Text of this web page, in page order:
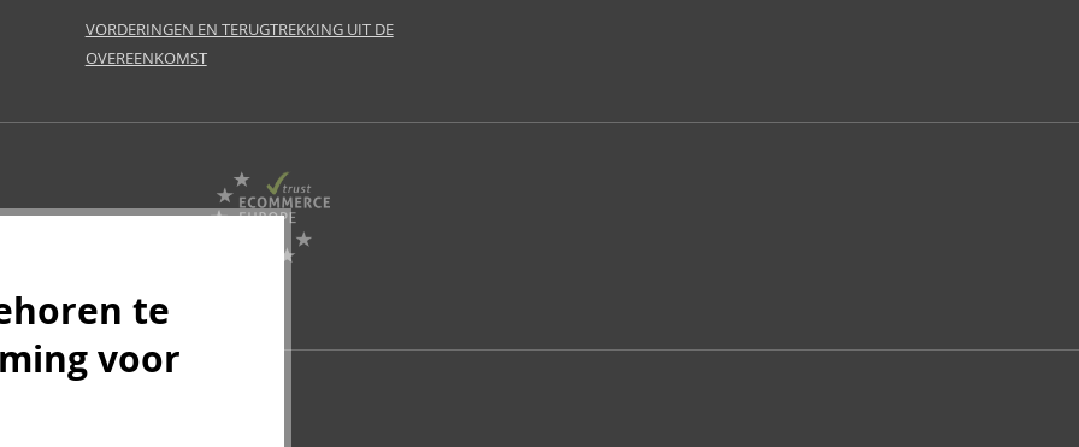
VORDERINGEN EN TERUGTREKKING UIT DE
OVEREENKOMST
te
voor